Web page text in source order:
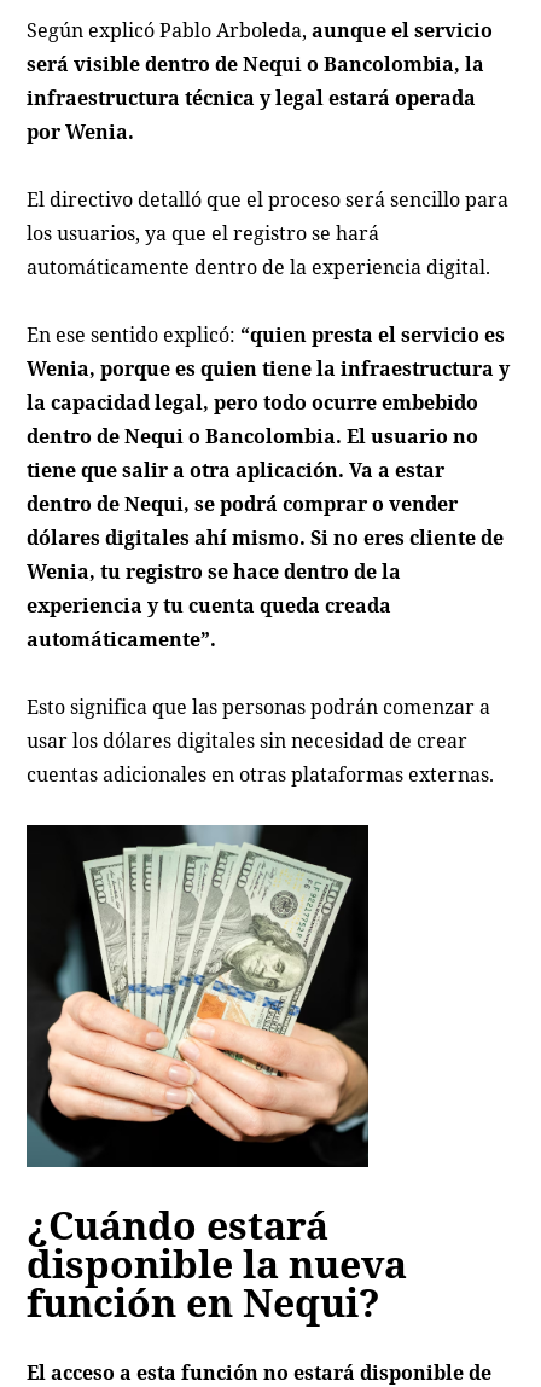
Según explicó Pablo Arboleda,aunque el servicio
será visible dentro de Nequi o Bancolombia, la
infraestructura técnica y legal estará operada
por Wenia.
El directivo detalló que el proceso será sencillo para
los usuarios, ya que el registro se hará
automáticamente dentro de la experiencia digital.
En ese sentido explicó: “quien presta el servicio es
Wenia, porque es quien tiene la infraestructura y
la capacidad legal, pero todo ocurre embebido
dentro de Nequi o Bancolombia. El usuario no
tiene que salir a otra aplicación. Va a estar
dentro de Nequi, se podrá comprar o vender
dólares digitales ahí mismo. Si no eres cliente de
Wenia, tu registro se hace dentro de la
experiencia y tu cuenta queda creada
automáticamente”.
Esto significa que las personas podrán comenzar a
usar los dólares digitales sin necesidad de crear
cuentas adicionales en otras plataformas externas.
¿Cuándo estará
disponible la nueva
función en Nequi?
El acceso a esta función no estará disponible de